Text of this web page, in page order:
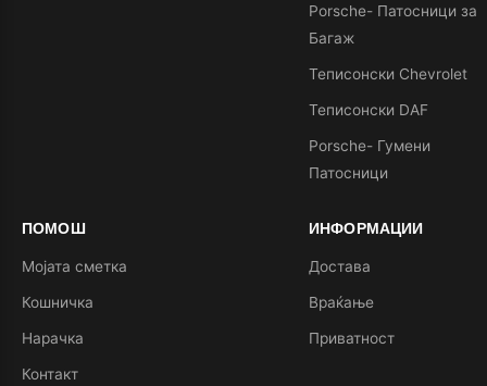
Porsche- Патосници за
Багаж
Теписонски Chevrolet
Теписонски DAF
Porsche- Гумени
Патосници
ПОМОШ
Мојата сметка
Кошничка
Нарачка
Контакт
ИНФОРМАЦИИ
Достава
Враќање
Приватност